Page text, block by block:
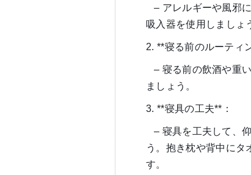
– アレルギーや風邪
吸入器を使用しましょ
2. **寝る前のルーティ
– 寝る前の飲酒や重
ましょう。
3. **寝具の工夫**：
– 寝具を工夫して、
う。抱き枕や背中にタ
す。